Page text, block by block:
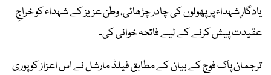
یادگارِ شہداء پر پھولوں کی چادر چڑھائی، وطن عزیز کے شہداء کو خراجِ
عقیدت پیش کرنے کے لیے فاتحہ خوانی کی۔
ترجمان پاک فوج کے بیان کے مطابق فیلڈ مارشل نے اس اعزاز کو پوری